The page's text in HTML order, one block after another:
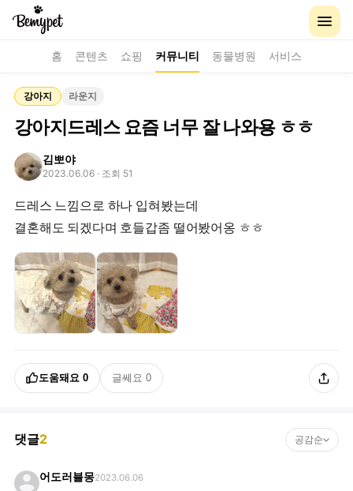
홈 콘텐츠 쇼핑 커뮤니티 동물병원 서비스
강아지 라운지
강아지드레스 요즘 너무 잘 나와용 ㅎㅎ
김뽀야
2023.06.06 · 조회 51
드레스 느낌으로 하나 입혀봤는데
결혼해도 되겠다며 호들갑좀 떨어봤어옹 ㅎㅎ
도움돼요 0 글쎄요 0
댓글2 공감순
어도러블몽2023.06.06